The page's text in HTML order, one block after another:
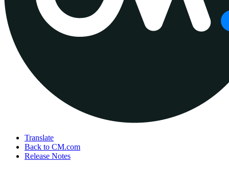
Translate
Back to CM.com
Release Notes